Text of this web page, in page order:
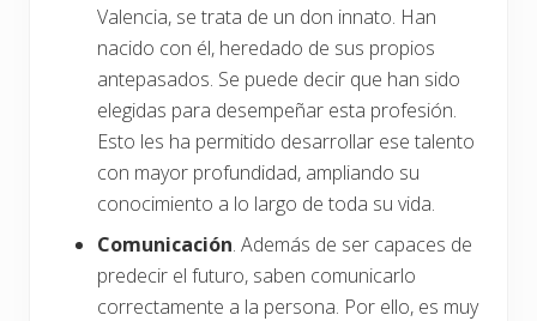
Valencia, se trata de un don innato. Han
nacido con él, heredado de sus propios
antepasados. Se puede decir que han sido
elegidas para desempeñar esta profesión.
Esto les ha permitido desarrollar ese talento
con mayor profundidad, ampliando su
conocimiento a lo largo de toda su vida.
Comunicación. Además de ser capaces de
predecir el futuro, saben comunicarlo
correctamente a la persona. Por ello, es muy